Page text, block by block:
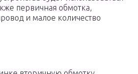
первичная обмотка,
и малое количество